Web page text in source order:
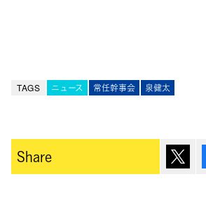
TAGS ニュース 常任幹事会 泉健太
Share